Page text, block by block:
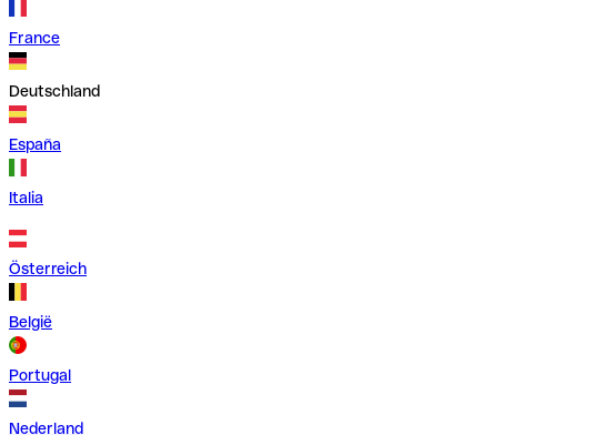
France
Deutschland
España
Italia
Österreich
België
Portugal
Nederland